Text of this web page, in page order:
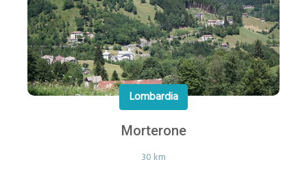
Lombardia
Morterone
30 km